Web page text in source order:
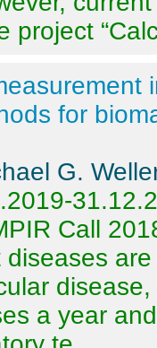
project
for
G.
Call
diseases
a year